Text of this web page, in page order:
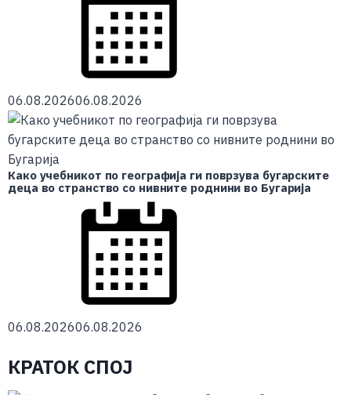
06.08.202606.08.2026
Како учебникот по географија ги поврзува бугарските
деца во странство со нивните роднини во Бугарија
06.08.202606.08.2026
КРАТОК СПОЈ